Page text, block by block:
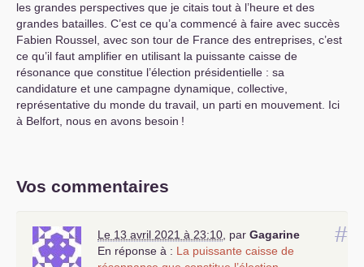
les grandes perspectives que je citais tout à l’heure et des
grandes batailles. C’est ce qu’a commencé à faire avec succès
Fabien Roussel, avec son tour de France des entreprises, c’est
ce qu’il faut amplifier en utilisant la puissante caisse de
résonance que constitue l’élection présidentielle : sa
candidature et une campagne dynamique, collective,
représentative du monde du travail, un parti en mouvement. Ici
à Belfort, nous en avons besoin !
Vos commentaires
#
Le 13 avril 2021 à 23:10 par Gagarine
En réponse à : La puissante caisse de